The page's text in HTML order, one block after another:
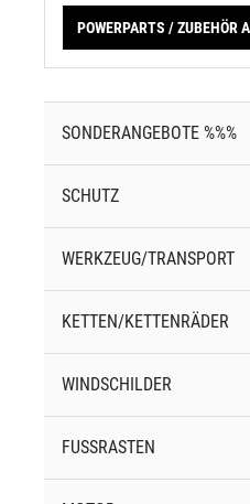
POWERPARTS / ZUBEHÖR
SONDERANGEBOTE %%%
SCHUTZ
WERKZEUG/TRANSPORT
KETTEN/KETTENRÄDER
WINDSCHILDER
FUSSRASTEN